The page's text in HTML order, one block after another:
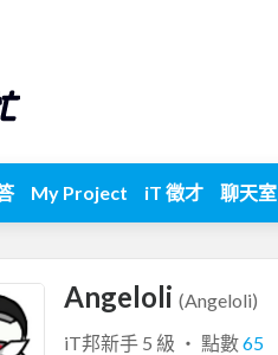
My Project iT 徵才 聊天室
Angeloli (Angeloli)
iT邦新手 5 級 ‧ 點數65